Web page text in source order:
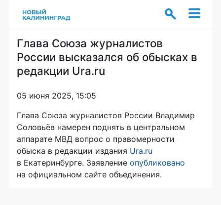
Глава Союза журналистов
России высказался об обысках в
редакции Ura.ru
05 июня 2025, 15:05
Глава Союза журналистов России Владимир
Соловьёв намерен поднять в центральном
аппарате МВД вопрос о правомерности
обыска в редакции издания Ura.ru
в Екатеринбурге. Заявление опубликовано
на официальном сайте объединения.